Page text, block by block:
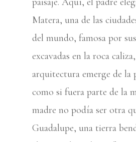
Matera, una de las
del mundo, famosa por
excavadas en la roca
arquitectura emerge de la
como si fuera parte de la
madre no podía ser otra
Guadalupe, una tierra